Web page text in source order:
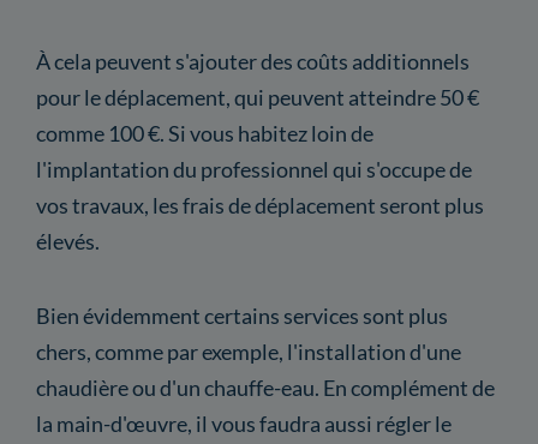
À cela peuvent s'ajouter des coûts additionnels
pour le déplacement, qui peuvent atteindre 50 €
comme 100 €. Si vous habitez loin de
l'implantation du professionnel qui s'occupe de
vos travaux, les frais de déplacement seront plus
élevés.
Bien évidemment certains services sont plus
chers, comme par exemple, l'installation d'une
chaudière ou d'un chauffe-eau. En complément de
la main-d'œuvre, il vous faudra aussi régler le